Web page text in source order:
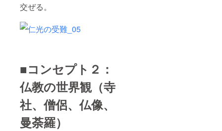
交ぜる。
■コンセプト２：
仏教の世界観（寺
社、僧侶、仏像、
曼荼羅）